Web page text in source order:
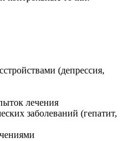
(депрессия,
лечения
заболеваний (гепатит,